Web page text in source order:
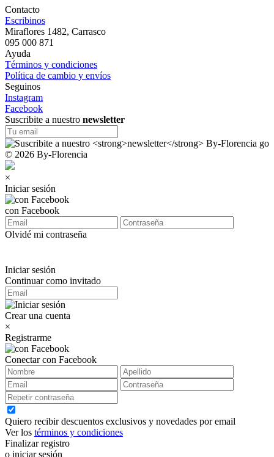
Contacto
Escribinos
Miraflores 1482, Carrasco
095 000 871
Ayuda
Términos y condiciones
Política de cambio y envíos
Seguinos
Instagram
Facebook
Suscribite a nuestro newsletter
© 2026 By-Florencia
×
Iniciar sesión
con Facebook
Olvidé mi contraseña
Iniciar sesión
Continuar como invitado
Crear una cuenta
×
Registrarme
Conectar con Facebook
Quiero recibir descuentos exclusivos y novedades por email
Ver los términos y condiciones
Finalizar registro
o iniciar sesión